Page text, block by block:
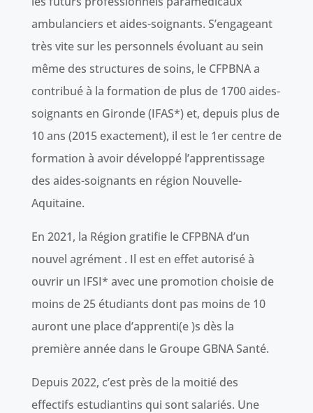
ambulanciers et aides-soignants. S’engageant
très vite sur les personnels évoluant au sein
même des structures de soins, le CFPBNA a
contribué à la formation de plus de 1700 aides-
soignants en Gironde (IFAS*) et, depuis plus de
10 ans (2015 exactement), il est le 1er centre de
formation à avoir développé l’apprentissage
des aides-soignants en région Nouvelle-
Aquitaine.
En 2021, la Région gratifie le CFPBNA d’un
nouvel agrément . Il est en effet autorisé à
ouvrir un IFSI* avec une promotion choisie de
moins de 25 étudiants dont pas moins de 10
auront une place d’apprenti(e )s dès la
première année dans le Groupe GBNA Santé.
Depuis 2022, c’est près de la moitié des
effectifs estudiantins qui sont salariés. Une